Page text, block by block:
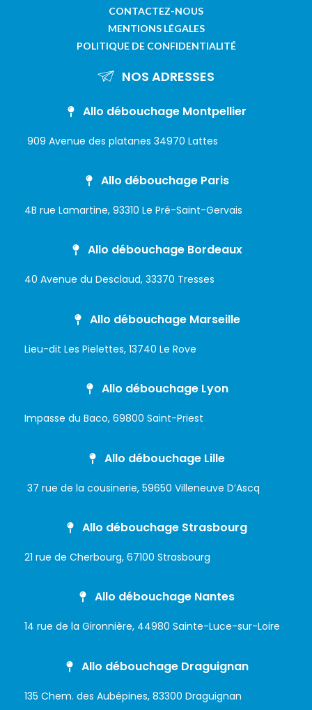
CONTACTEZ-NOUS
MENTIONS LÉGALES
POLITIQUE DE CONFIDENTIALITÉ
NOS ADRESSES
Allo débouchage Montpellier
909 Avenue des platanes 34970 Lattes
Allo débouchage Paris
4B rue Lamartine, 93310 Le Pré-Saint-Gervais
Allo débouchage Bordeaux
40 Avenue du Desclaud, 33370 Tresses
Allo débouchage Marseille
Lieu-dit Les Pielettes, 13740 Le Rove
Allo débouchage Lyon
Impasse du Baco, 69800 Saint-Priest
Allo débouchage Lille
37 rue de la cousinerie, 59650 Villeneuve D’Ascq
Allo débouchage Strasbourg
21 rue de Cherbourg, 67100 Strasbourg
Allo débouchage Nantes
14 rue de la Gironnière, 44980 Sainte-Luce-sur-Loire
Allo débouchage Draguignan
135 Chem. des Aubépines, 83300 Draguignan